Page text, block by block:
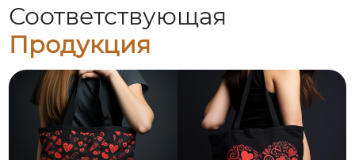
Соответствующая
Продукция